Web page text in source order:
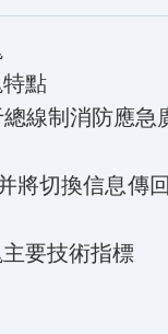
特點
線制消防應
并將切換信息
主要技術指標